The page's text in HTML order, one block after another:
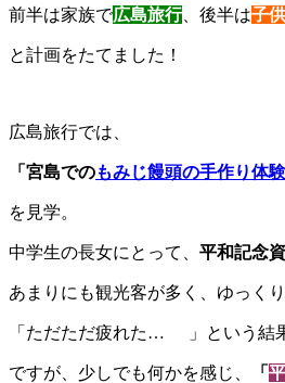
前半は家族で広島旅行 、後半は子
と計画をたてました！
広島旅行では、
「宮島でのもみじ饅頭の手作り体験
を見学。
中学生の長女にとって、 平和記念
あまりにも観光客が多く、ゆっく
「ただただ疲れた… 」という結
ですが、少しでも何かを感じ、 「